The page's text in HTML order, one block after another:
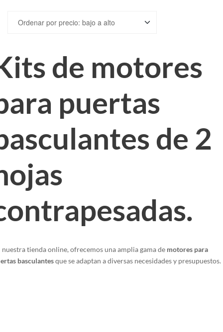
de motores
puertas
de 2
nuestra tienda online, ofrecemos una amplia gama de motores para
basculantesque se adaptan a diversas necesidades y presupuestos.